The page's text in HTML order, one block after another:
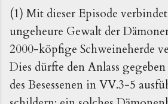
(1) Mit dieser Episode
ungeheure Gewalt der
2000-köpfige Schweineherde
Dies dürfte den Anlass
des Besessenen in VV.3-5